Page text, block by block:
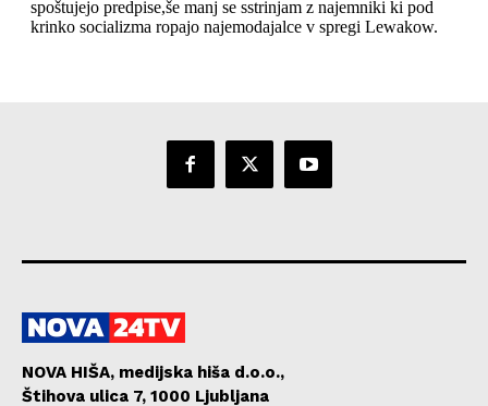
NOVA HIŠA, medijska hiša d.o.o.,
Štihova ulica 7, 1000 Ljubljana